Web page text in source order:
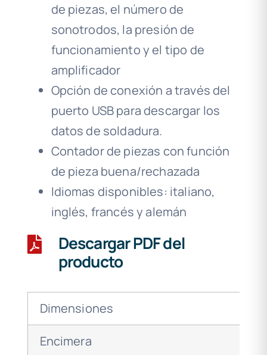
de piezas, el número de
sonotrodos, la presión de
funcionamiento y el tipo de
amplificador
Opción de conexión a través del
puerto USB para descargar los
datos de soldadura.
Contador de piezas con función
de pieza buena/rechazada
Idiomas disponibles: italiano,
inglés, francés y alemán
Descargar PDF del
producto
Dimensiones
Encimera